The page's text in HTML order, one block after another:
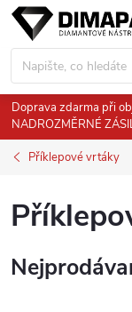
Přejít
obsah
Doprava zdarma při
NADROZMĚRNÉ
Příklepové vrtáky